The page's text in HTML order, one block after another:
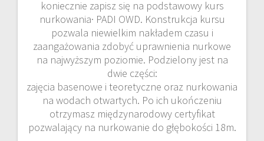
koniecznie zapisz się na podstawowy kurs
nurkowania· PADI OWD. Konstrukcja kursu
pozwala niewielkim nakładem czasu i
zaangażowania zdobyć uprawnienia nurkowe
na najwyższym poziomie. Podzielony jest na
dwie części:
zajęcia basenowe i teoretyczne oraz nurkowania
na wodach otwartych. Po ich ukończeniu
otrzymasz międzynarodowy certyfikat
pozwalający na nurkowanie do głębokości 18m.